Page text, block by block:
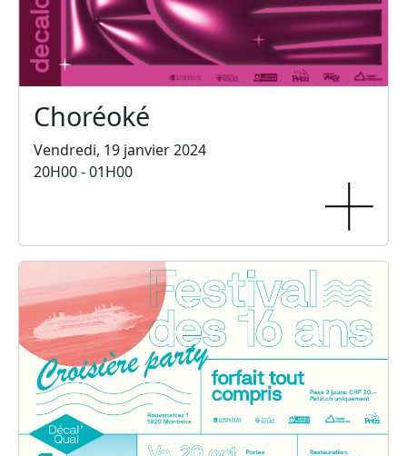
Choréoké
Vendredi, 19 janvier 2024
20H00 - 01H00